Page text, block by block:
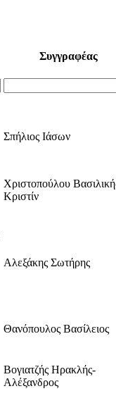
Συγγραφέας
Σπήλιος Ιάσων
Χριστοπούλου
Κριστίν
Αλεξάκης Σωτήρης
Θανόπουλος Βασίλειος
Βογιατζής Ηρακλής-
Αλέξανδρος